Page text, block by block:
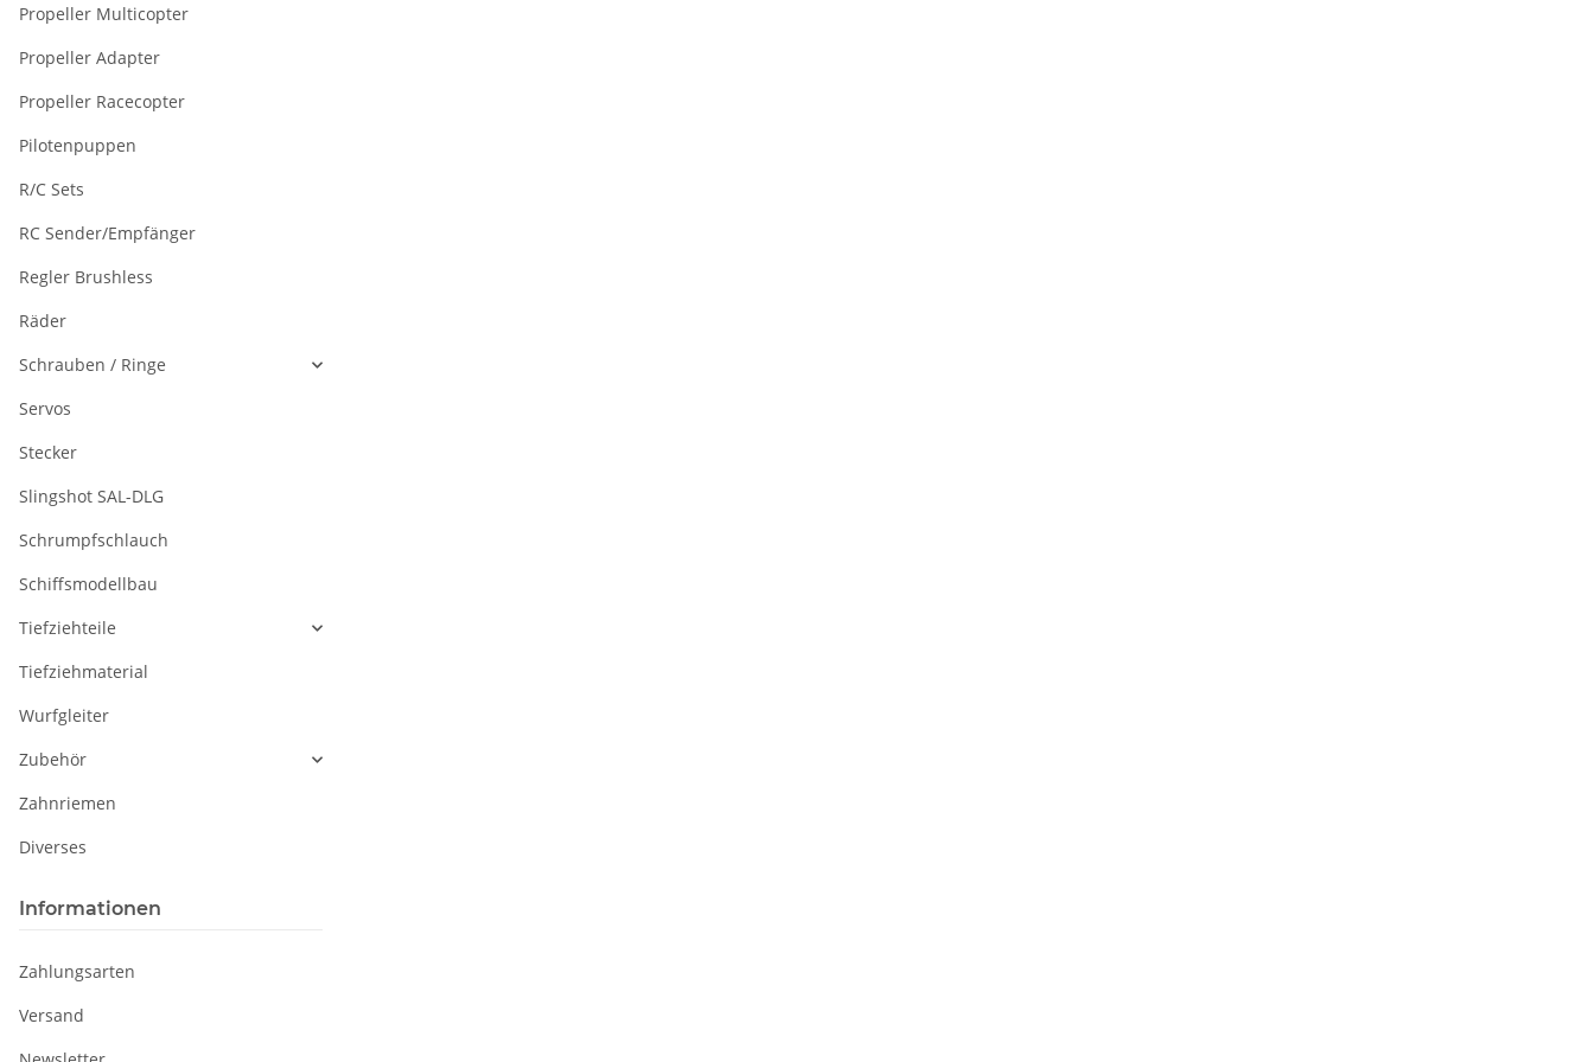
Propeller Multicopter
Propeller Adapter
Propeller Racecopter
Pilotenpuppen
R/C Sets
RC Sender/Empfänger
Regler Brushless
Räder
Schrauben / Ringe
Servos
Stecker
Slingshot SAL-DLG
Schrumpfschlauch
Schiffsmodellbau
Tiefziehteile
Tiefziehmaterial
Wurfgleiter
Zubehör
Zahnriemen
Diverses
Informationen
Zahlungsarten
Versand